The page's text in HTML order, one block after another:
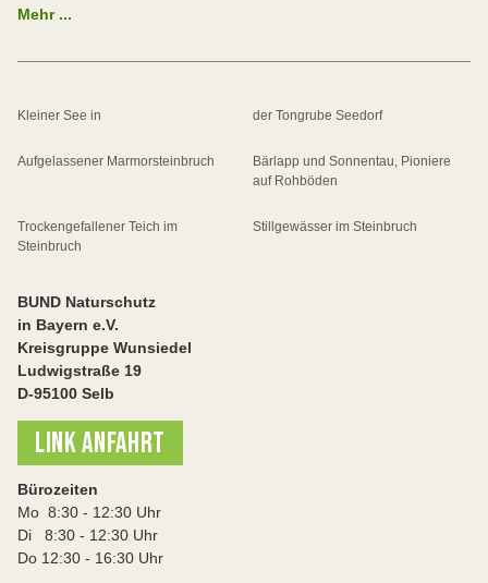
Mehr ...
Kleiner See in der Tongrube Seedorf
Aufgelassener Marmorsteinbruch
Bärlapp und Sonnentau, Pioniere
auf Rohböden
Trockengefallener Teich im
Steinbruch
Stillgewässer im Steinbruch
BUND Naturschutz
in Bayern e.V.
Kreisgruppe Wunsiedel
Ludwigstraße 19
D-95100 Selb
LINK ANFAHRT
Bürozeiten
Mo 8:30 - 12:30 Uhr
Di 8:30 - 12:30 Uhr
Do 12:30 - 16:30 Uhr